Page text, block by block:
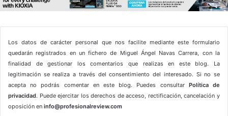
Los datos de carácter personal que nos facilite mediante este formulario
quedarán registrados en un fichero de Miguel Ángel Navas Carrera, con la
finalidad de gestionar los comentarios que realizas en este blog. La
legitimación se realiza a través del consentimiento del interesado. Si no se
acepta no podrás comentar en este blog. Puedes consultar Política de
privacidad. Puede ejercitar los derechos de acceso, rectificación, cancelación y
oposición en info@profesionalreview.com